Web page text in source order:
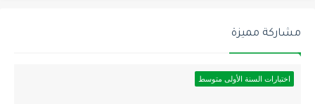
مشاركة مميزة
اختبارات السنة الأولى متوسط